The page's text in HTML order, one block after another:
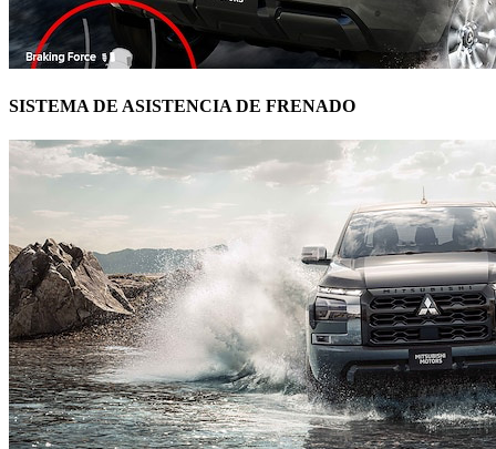
SISTEMA DE ASISTENCIA DE FRENADO